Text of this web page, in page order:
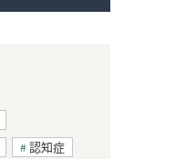
認知症